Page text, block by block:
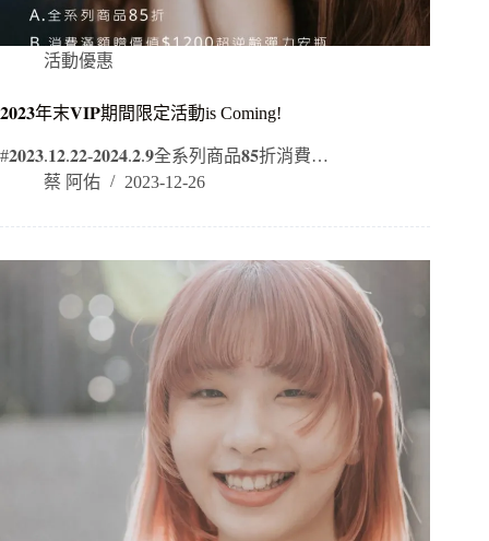
活動優惠
𝟐𝟎𝟐𝟑年末𝐕𝐈𝐏期間限定活動is Coming!
#𝟐𝟎𝟐𝟑.𝟏𝟐.𝟐𝟐-𝟐𝟎𝟐𝟒.𝟐.𝟗全系列商品𝟖𝟓折消費…
蔡 阿佑
2023-12-26